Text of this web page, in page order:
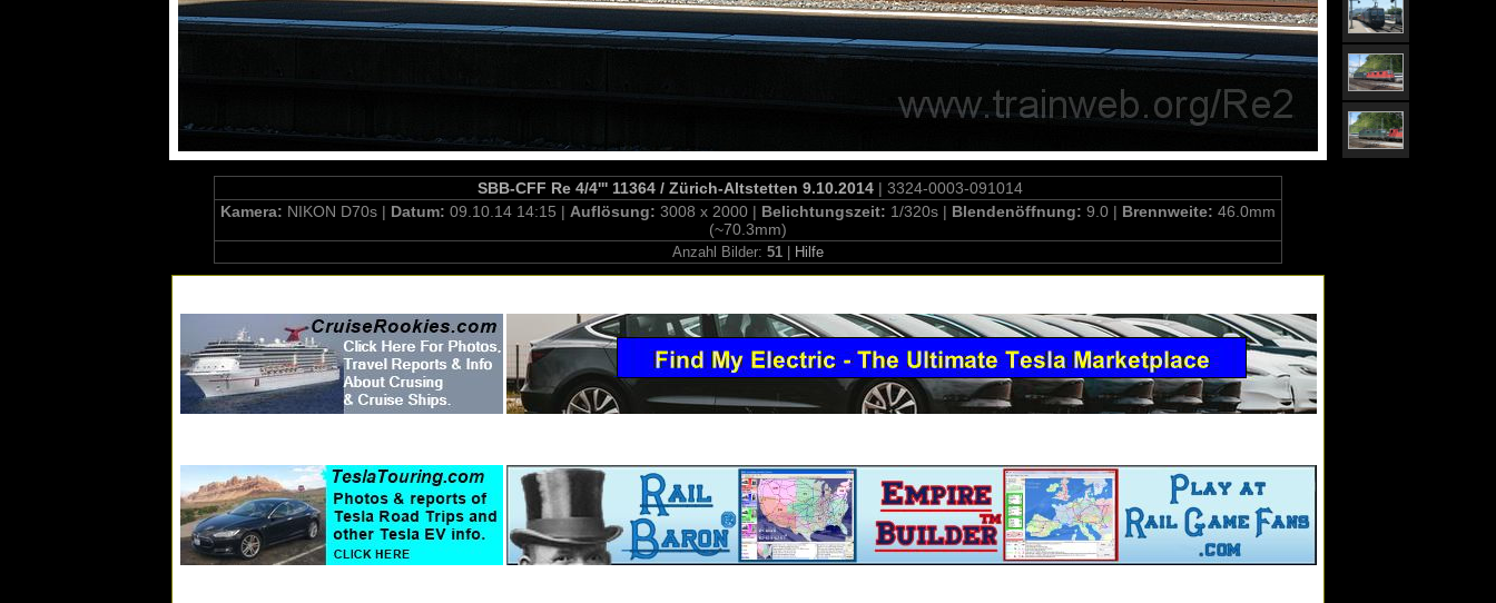
SBB-CFF Re 4/4''' 11364 / Zürich-Altstetten 9.10.2014 | 3324-0003-091014
Kamera: NIKON D70s | Datum: 09.10.14 14:15 | Auflösung: 3008 x 2000 | Belichtungszeit: 1/320s | Blendenöffnung: 9.0 | Brennweite: 46.0mm
(~70.3mm)
Anzahl Bilder: 51 Hilfe